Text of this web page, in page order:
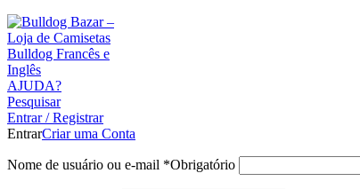
AJUDA?
Pesquisar
Entrar / Registrar
EntrarCriar uma Conta
Nome de usuário ou e-mail *Obrigatório